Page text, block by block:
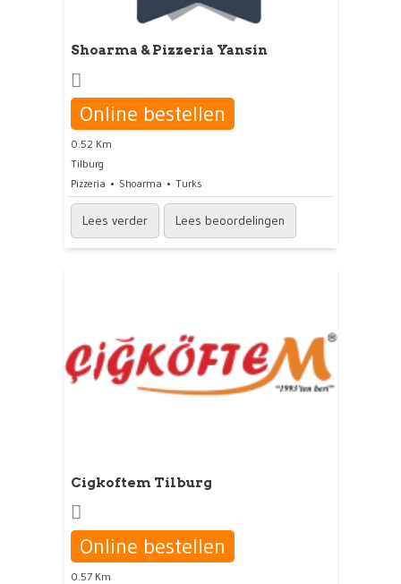
Shoarma & Pizzeria Yansin
Online bestellen
0.52 Km
Tilburg
Pizzeria
Shoarma Turks
Lees verder Lees beoordelingen
Cigkoftem Tilburg
Online bestellen
0.57 Km